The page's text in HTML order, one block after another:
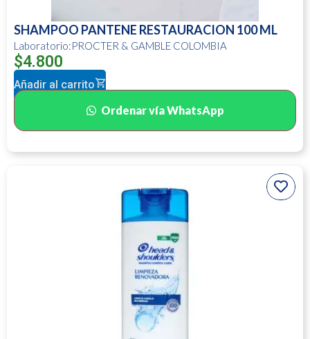
SHAMPOO PANTENE RESTAURACION 100 ML
Laboratorio:PROCTER & GAMBLE COLOMBIA
$4.800
Añadir al carrito
Ordenar vía WhatsApp